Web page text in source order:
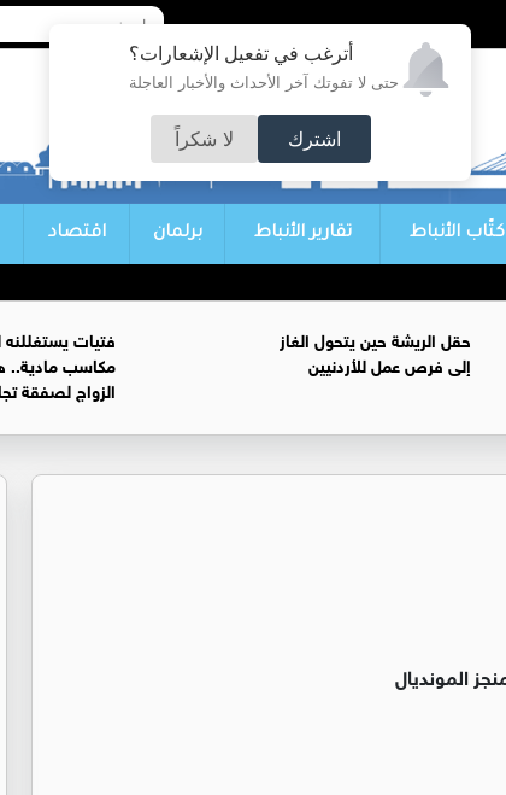
أترغب في تفعيل الإشعارات؟
حتى لا تفوتك آخر الأحداث والأخبار العاجلة
اشترك لا شكراً
كتّاب الأنباط تقارير الأنباط برلمان اقتصاد
حقل الريشة حين يتحول الغاز
إلى فرص عمل للأردنيين
فتيات
مكاسب مادية..
الزواج لصفقة